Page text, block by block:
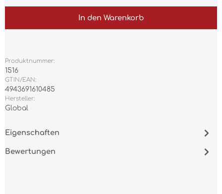
In den Warenkorb
Produktnummer:
1516
GTIN/EAN:
4943691610485
Hersteller:
Global
Eigenschaften
Bewertungen